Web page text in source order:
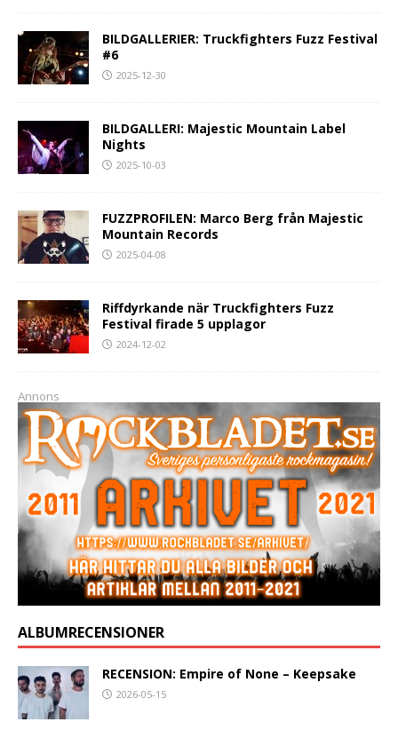
BILDGALLERIER: Truckfighters Fuzz Festival
#6
2025-12-30
BILDGALLERI: Majestic Mountain Label
Nights
2025-10-03
FUZZPROFILEN: Marco Berg från Majestic
Mountain Records
2025-04-08
Riffdyrkande när Truckfighters Fuzz
Festival firade 5 upplagor
2024-12-02
Annons
ALBUMRECENSIONER
RECENSION: Empire of None – Keepsake
2026-05-15